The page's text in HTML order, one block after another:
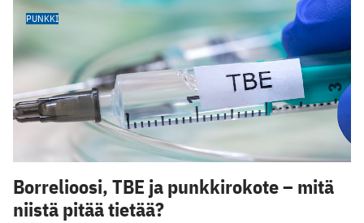
PUNKKI
Borrelioosi, TBE ja punkkirokote – mitä
niistä pitää tietää?